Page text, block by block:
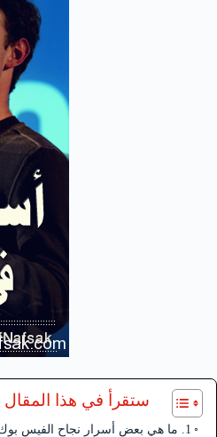
ستقرأ في هذا المقال
1. ما هي بعض أسرار نجاح الفيس بوك؟